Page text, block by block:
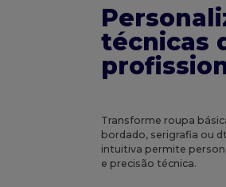
técnicas
Transforme roupa
bordado, serigrafia ou
intuitiva permite
e precisão técnica.